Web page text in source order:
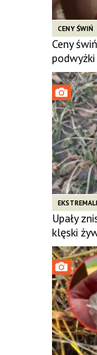
CENY ŚWIŃ
Ceny
Upały
klęski